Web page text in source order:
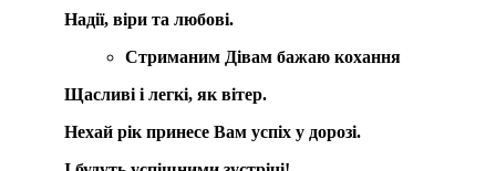
Надії, віри та любові.
Стриманим Дівам бажаю кохання
Щасливі і легкі, як вітер.
Нехай рік принесе Вам успіх у дорозі.